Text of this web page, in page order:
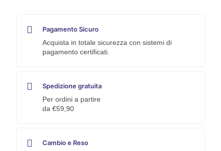
Pagamento Sicuro
Acquista in totale sicurezza con sistemi di
pagamento certificati.
Spedizione gratuita
Per ordini a partire
da €59,90
Cambio e Reso